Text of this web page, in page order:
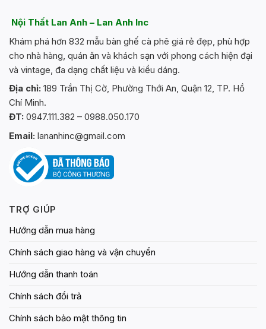
Nội Thất Lan Anh – Lan Anh Inc
Khám phá hơn 832 mẫu bàn ghế cà phê giá rẻ đẹp, phù hợp
cho nhà hàng, quán ăn và khách sạn với phong cách hiện đại
và vintage, đa dạng chất liệu và kiểu dáng.
Địa chỉ: 189 Trần Thị Cờ, Phường Thới An, Quận 12, TP. Hồ
Chí Minh.
ĐT: 0947.111.382 – 0988.050.170
Email: lananhinc@gmail.com
TRỢ GIÚP
Hướng dẫn mua hàng
Chính sách giao hàng và vận chuyển
Hướng dẫn thanh toán
Chính sách đổi trả
Chính sách bảo mật thông tin